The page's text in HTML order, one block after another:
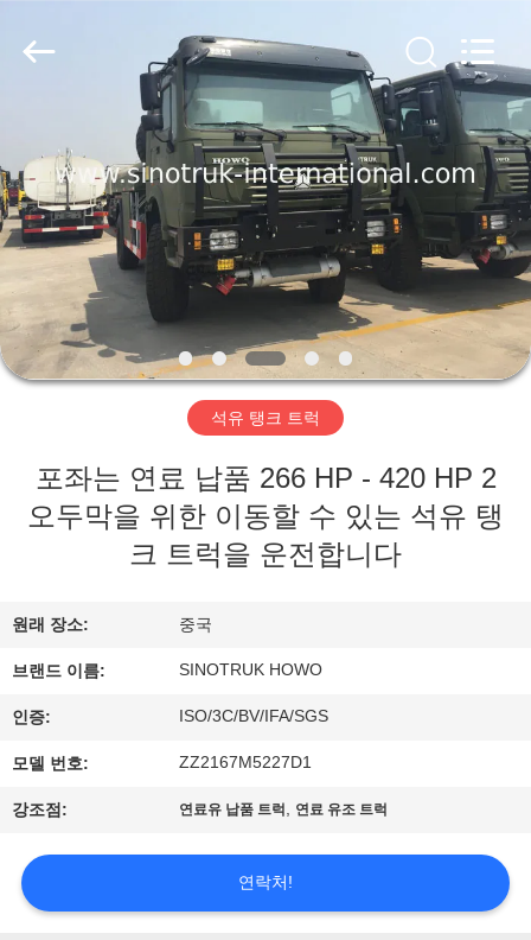
제
품
우
리
한
공
장
투
어
품
2026
Reserved.
석유 탱크 트럭
포좌는 연료 납품 266 HP - 420 HP 2
오두막을 위한 이동할 수 있는 석유 탱
크 트럭을 운전합니다
원래 장소: 중국
브랜드 이름: SINOTRUK HOWO
인증: ISO/3C/BV/IFA/SGS
모델 번호: ZZ2167M5227D1
강조점: 연료유 납품 트럭 , 연료 유조 트럭
연락처!